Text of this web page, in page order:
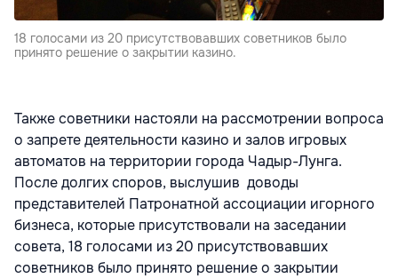
18 голосами из 20 присутствовавших советников было
принято решение о закрытии казино.
Также советники настояли на рассмотрении вопроса
о запрете деятельности казино и залов игровых
автоматов на территории города Чадыр-Лунга.
После долгих споров, выслушив доводы
представителей Патронатной ассоциации игорного
бизнеса, которые присутствовали на заседании
совета, 18 голосами из 20 присутствовавших
советников было принято решение о закрытии